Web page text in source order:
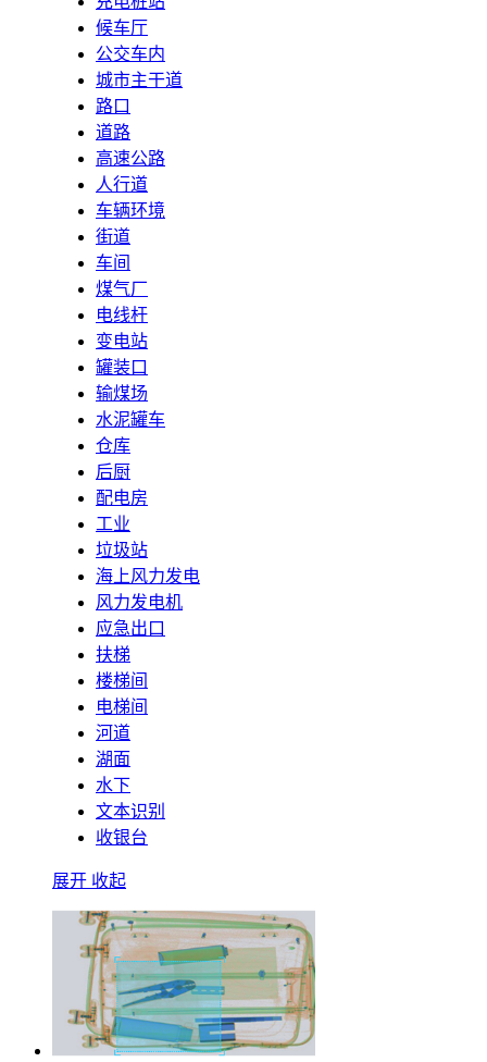
候车厅
公交车内
城市主干道
路口
道路
高速公路
人行道
车辆环境
街道
车间
煤气厂
电线杆
变电站
罐装口
输煤场
水泥罐车
仓库
后厨
配电房
工业
垃圾站
海上风力发电
风力发电机
应急出口
扶梯
楼梯间
电梯间
河道
湖面
水下
文本识别
收银台
展开 收起